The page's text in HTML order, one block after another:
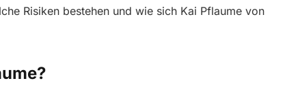
Risiken bestehen und wie sich Kai Pflaume von